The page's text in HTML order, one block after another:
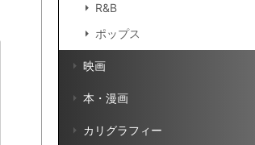
R&B
ポップス
映画
本・漫画
カリグラフィー